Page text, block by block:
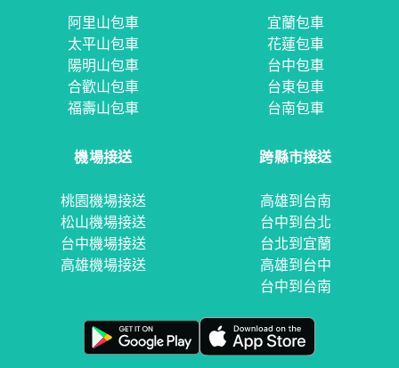
阿里山包車
太平山包車
陽明山包車
合歡山包車
福壽山包車
宜蘭包車
花蓮包車
台中包車
台東包車
台南包車
機場接送
桃園機場接送
松山機場接送
台中機場接送
高雄機場接送
跨縣市接送
高雄到台南
台中到台北
台北到宜蘭
高雄到台中
台中到台南